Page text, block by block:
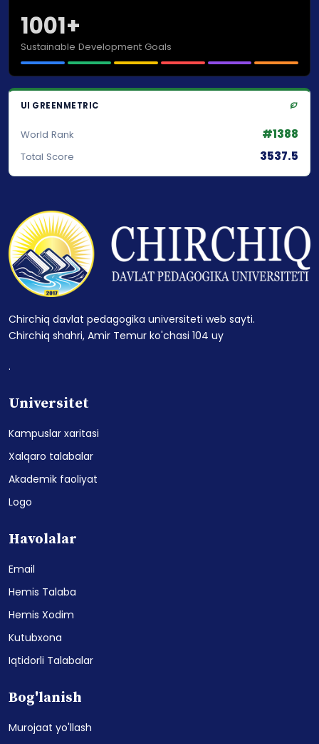
1001+
Sustainable Development Goals
UI GREENMETRIC
World Rank #1388
Total Score 3537.5
Chirchiq davlat pedagogika universiteti web sayti.
Chirchiq shahri, Amir Temur ko'chasi 104 uy
.
Universitet
Kampuslar xaritasi
Xalqaro talabalar
Akademik faoliyat
Logo
Havolalar
Email
Hemis Talaba
Hemis Xodim
Kutubxona
Iqtidorli Talabalar
Bog'lanish
Murojaat yo'llash